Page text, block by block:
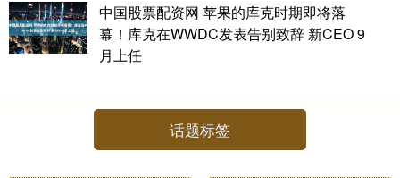
中国股票配资网 苹果的库克时期即将落
幕！库克在WWDC发表告别致辞 新CEO 9
月上任
话题标签